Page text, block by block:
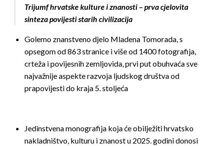
Trijumf hrvatske kulture i znanosti – prva cjelovita
sinteza povijesti starih civilizacija
Golemo znanstveno djelo Mladena Tomorada, s
opsegom od 863 stranice i više od 1400 fotografija,
crteža i povijesnih zemljovida, prvi put obuhvaća sve
najvažnije aspekte razvoja ljudskog društva od
prapovijesti do kraja 5. stoljeća
Jedinstvena monografija koja će obilježiti hrvatsko
nakladništvo, kulturu i znanost u 2025. godini donosi